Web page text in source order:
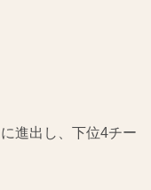
進出し、下位4チー